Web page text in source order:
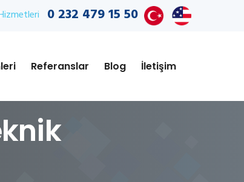
0 232 479 15 50
Referanslar Blog İletişim